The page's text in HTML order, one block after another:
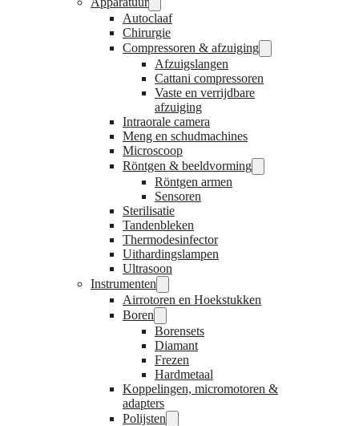
Autoclaaf
Chirurgie
Compressoren & afzuiging
Afzuigslangen
Cattani compressoren
Vaste en verrijdbare
afzuiging
Intraorale camera
Meng en schudmachines
Microscoop
Röntgen & beeldvorming
Röntgen armen
Sensoren
Sterilisatie
Tandenbleken
Thermodesinfector
Uithardingslampen
Ultrasoon
Instrumenten
Airrotoren en Hoekstukken
Boren
Borensets
Diamant
Frezen
Hardmetaal
Koppelingen, micromotoren &
adapters
Polijsten